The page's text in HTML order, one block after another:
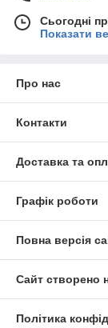
Сьогодні
Показати
Про нас
Контакти
Доставка та
Графік роботи
Повна версія
Сайт створено
Політика